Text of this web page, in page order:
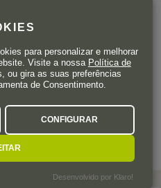
para personalizar e melhorar
Visite a nossa Política de
ou gira as suas preferências
de Consentimento.
CONFIGURAR
Desenvolvido por Klaro!